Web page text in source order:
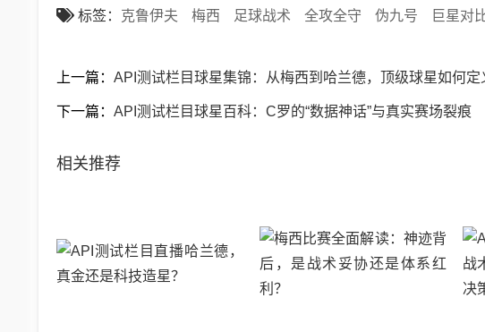
标签： 克鲁伊夫 梅西 足球战术 全攻全守 伪九号 巨星对
上一篇： API测试栏目球星集锦：从梅西到哈兰德，顶级球星如何定
下一篇： API测试栏目球星百科：C罗的“数据神话”与真实赛场裂痕
相关推荐